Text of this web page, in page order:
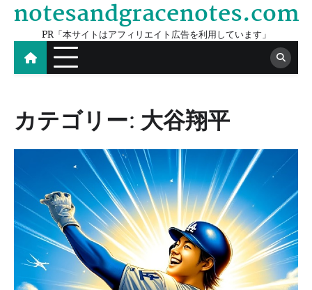
Skip
content
notesandgracenotes.com
PR「本サイトはアフィリエイト広告を利用しています」
カテゴリー:大谷翔平